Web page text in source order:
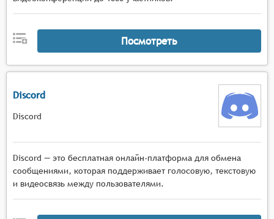
Посмотреть
Discord
Discord
Discord — это бесплатная онлайн-платформа для обмена
сообщениями, которая поддерживает голосовую, текстовую
и видеосвязь между пользователями.